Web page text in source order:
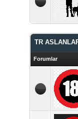
TR
Forumlar